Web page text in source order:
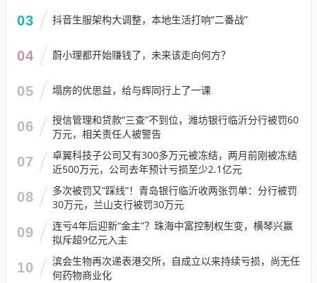
03 抖音生服架构大调整，本地生活打响“二番战”
04 蔚小理都开始赚钱了，未来该走向何方？
05 塌房的优思益，给与辉同行上了一课
06
授信管理和贷款“三查”不到位，潍坊银行临沂分行被罚60
万元，相关责任人被警告
07
卓翼科技子公司又有300多万元被冻结，两月前刚被冻结
近500万元，公司去年预计亏损至少2.1亿元
08
多次被罚又“踩线”！青岛银行临沂收两张罚单：分行被罚
30万元，兰山支行被罚30万元
09
连亏4年后迎新“金主”？珠海中富控制权生变，横琴兴赢
拟斥超9亿元入主
10
滨会生物再次递表港交所，自成立以来持续亏损，尚无任
何药物商业化